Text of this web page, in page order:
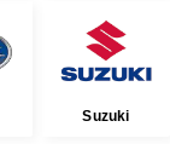
Suzuki